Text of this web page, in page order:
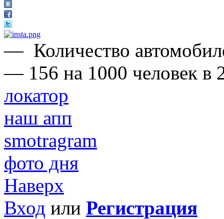
— Количество
— 156 на 1000 человек в
локатор
наш апп
smotragram
фото дня
Наверх
Вход или Регистрация